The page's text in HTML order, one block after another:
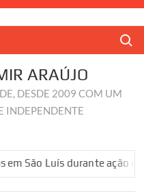
ARAÚJO
DESDE 2009 COM UM
INDEPENDENTE
Luís durante ação